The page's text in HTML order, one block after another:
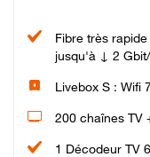
Fibre très rapide
jusqu'à ↓ 2
Livebox S : Wifi
200 chaînes TV
1 Décodeur TV 6